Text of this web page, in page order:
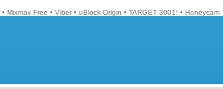
• Mixmax Free • Viber • uBlock Origin • TARGET 3001! • Honeycam